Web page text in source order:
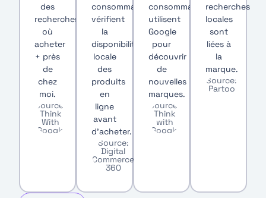
des
recherches
où
acheter
+ près
de
chez
moi.
Source:
Think
With
Google
consommateurs
vérifient
la
disponibilité
locale
des
produits
en
ligne
avant
d’acheter.
Source:
Digital
Commerce
360
consommateurs
utilisent
Google
pour
découvrir
de
nouvelles
marques.
Source:
Think
with
Google
recherches
locales
sont
liées à
la
marque.
Source:
Partoo